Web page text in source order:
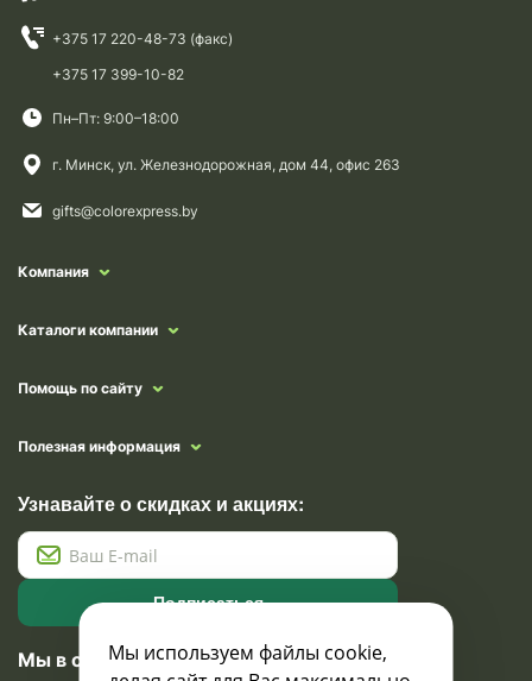
+375 17 220-48-73 (факс)
+375 17 399-10-82
Пн–Пт: 9:00–18:00
г. Минск, ул. Железнодорожная, дом 44, офис 263
gifts@colorexpress.by
Компания
Каталоги компании
Помощь по сайту
Полезная информация
Узнавайте о скидках и акциях:
Подписаться
Мы в социальных сетях
Мы используем файлы cookie,